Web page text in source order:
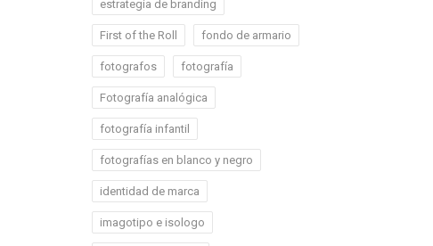
estrategia de branding
First of the Roll fondo de armario
fotografos fotografía
Fotografía analógica
fotografía infantil
fotografías en blanco y negro
identidad de marca
imagotipo e isologo